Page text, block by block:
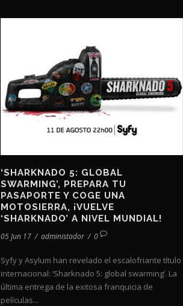
‘SHARKNADO 5: GLOBAL
SWARMING’, PREPARA TU
PASAPORTE Y COGE UNA
MOTOSIERRA, ¡VUELVE
‘SHARKNADO’ A NIVEL MUNDIAL!
05 Jun 17 / administador / 0
Syfy y Asylum han revelado el escalofriante título
internacional: ‘Sharknado 5: global swarming’. La
última entrega de la exitosa franquicia de
películas...